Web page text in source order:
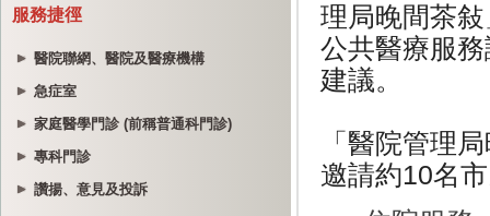
服務捷徑
醫院聯網、醫院及醫療機構
急症室
家庭醫學門診 (前稱普通科門診)
專科門診
讚揚、意見及投訴